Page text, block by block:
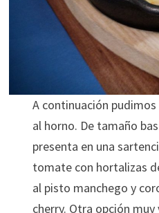
A continuación pudimos
al horno. De tamaño
presenta en una
tomate con hortalizas
al pisto manchego y
cherry. Otra opción